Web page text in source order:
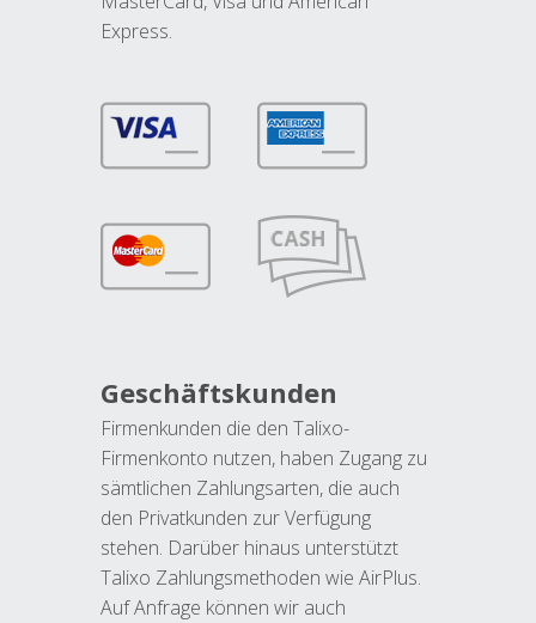
Express.
Geschäftskunden
Firmenkunden die den Talixo-
Firmenkonto nutzen, haben Zugang zu
sämtlichen Zahlungsarten, die auch
den Privatkunden zur Verfügung
stehen. Darüber hinaus unterstützt
Talixo Zahlungsmethoden wie AirPlus.
Auf Anfrage können wir auch